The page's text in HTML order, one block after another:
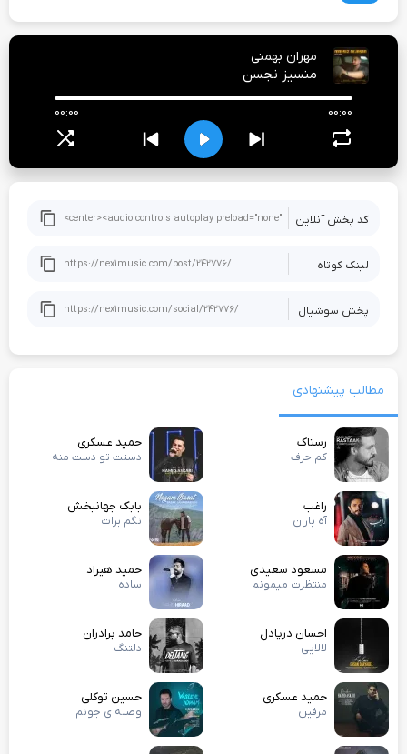
مهران بهمنی
منسیز نجسن
00:00 00:00
کد پخش آنلاین
لینک کوتاه
پخش سوشيال
مطالب پیشنهادی
رستاک
کم حرف
حمید عسکری
دستت تو دست منه
راغب
آه باران
بابک جهانبخش
نگم برات
مسعود سعیدی
منتظرت میمونم
حمید هیراد
ساده
احسان دریادل
لالایی
حامد برادران
دلتنگ
حمید عسکری
مرفین
حسین توکلی
وصله ی جونم